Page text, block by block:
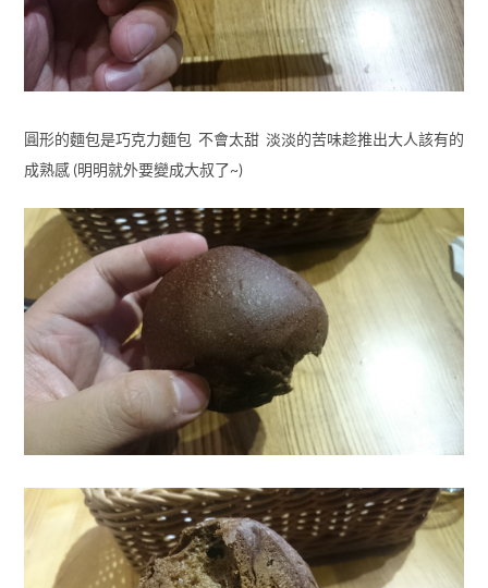
圓形的麵包是巧克力麵包 不會太甜 淡淡的苦味趁推出大人該有的
成熟感 (明明就外要變成大叔了~)